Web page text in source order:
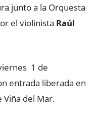
junto a la Orquesta
el violinista Raúl
1 de
entrada liberada en
Viña del Mar.